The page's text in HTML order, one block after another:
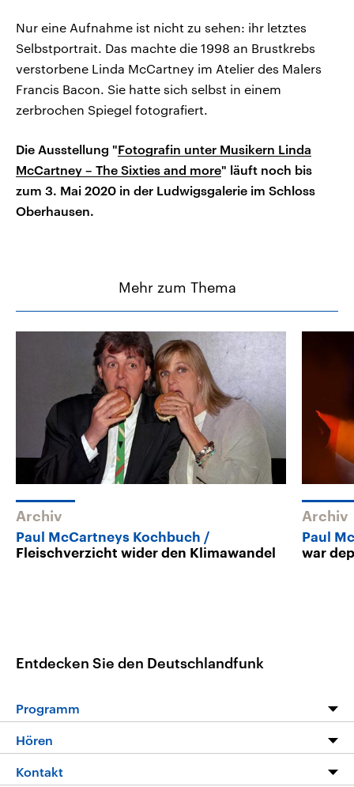
Nur eine Aufnahme ist nicht zu sehen: ihr letztes
Selbstportrait. Das machte die 1998 an Brustkrebs
verstorbene Linda McCartney im Atelier des Malers
Francis Bacon. Sie hatte sich selbst in einem
zerbrochen Spiegel fotografiert.
Die Ausstellung "Fotografin unter Musikern Linda
McCartney – The Sixties and more" läuft noch bis
zum 3. Mai 2020 in der Ludwigsgalerie im Schloss
Oberhausen.
Mehr zum Thema
Archiv
Paul McCartneys Kochbuch
Fleischverzicht wider den Klimawandel
Archiv
Paul
war
Entdecken Sie den Deutschlandfunk
Programm
Programm
Hören
Livestream
Kontakt